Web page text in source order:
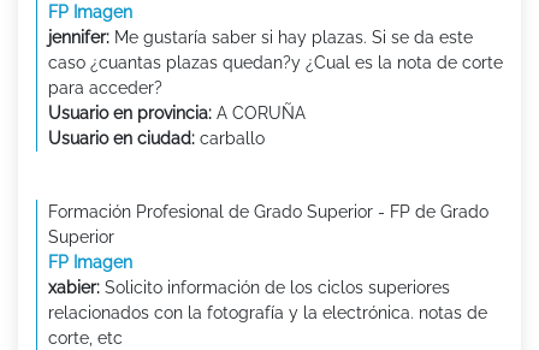
FP Imagen
jennifer: Me gustaría saber si hay plazas. Si se da este
caso ¿cuantas plazas quedan?y ¿Cual es la nota de corte
para acceder?
Usuario en provincia: A CORUÑA
Usuario en ciudad: carballo
Formación Profesional de Grado Superior - FP de Grado
Superior
FP Imagen
xabier: Solicito información de los ciclos superiores
relacionados con la fotografía y la electrónica. notas de
corte, etc